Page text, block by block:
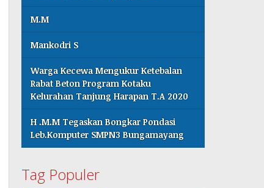
M.M
Mankodri S
Warga Kecewa Mengukur Ketebalan
Rabat Beton Program Kotaku
Kelurahan Tanjung Harapan T.A 2020
H .M.M Tegaskan Bongkar Pondasi
Leb.Komputer SMPN3 Bungamayang
Tag Populer